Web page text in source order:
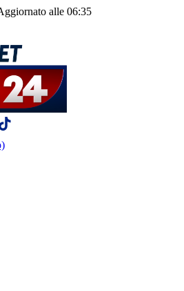
alle 06:35